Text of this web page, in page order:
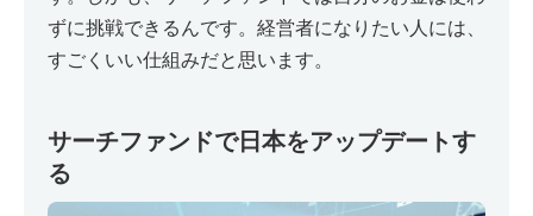
ずに挑戦できるんです。経営者になりたい人には、
すごくいい仕組みだと思います。
サーチファンドで日本をアップデートす
る